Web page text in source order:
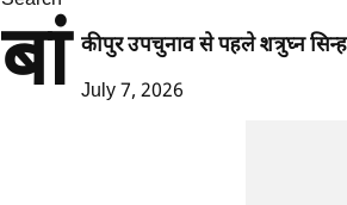
बां कीपुर उपचुनाव से पहले शत्रुघ्न
July 7, 2026